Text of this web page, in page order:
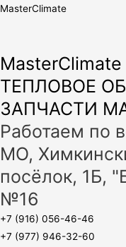
MasterClimate
MasterClimate
ТЕПЛОВОЕ
ЗАПЧАСТИ
Работаем по
МО,
посёлок, 1Б,
№16
+7 (916) 056-46-46
+7 (977) 946-32-60